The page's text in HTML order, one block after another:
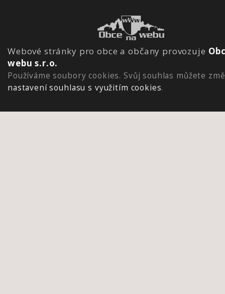
Webové stránky pro obce a občany provozuje
webu s.r.o.
Používáme soubory cookies. Svůj souhlas můžete
nastavení souhlasu s využitím cookies.